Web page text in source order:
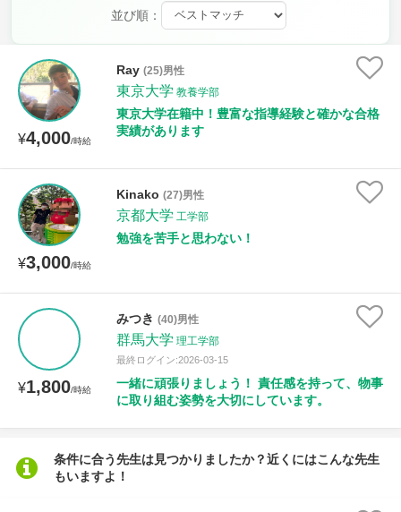
並び順：
¥4,000/時給
Ray (25)男性
東京大学 教養学部
東京大学在籍中！豊富な指導経験と確かな合格
実績があります
¥3,000/時給
Kinako (27)男性
京都大学 工学部
勉強を苦手と思わない！
¥1,800/時給
みつき (40)男性
群馬大学 理工学部
最終ログイン:2026-03-15
一緒に頑張りましょう！ 責任感を持って、物事
に取り組む姿勢を大切にしています。
条件に合う先生は見つかりましたか？近くにはこんな先生
もいますよ！
保健・体育 図画工作 書写
時給：¥1,000 ～ ¥10,000
授業可能日
土曜日 日曜日
所属大学
距離：15km以内